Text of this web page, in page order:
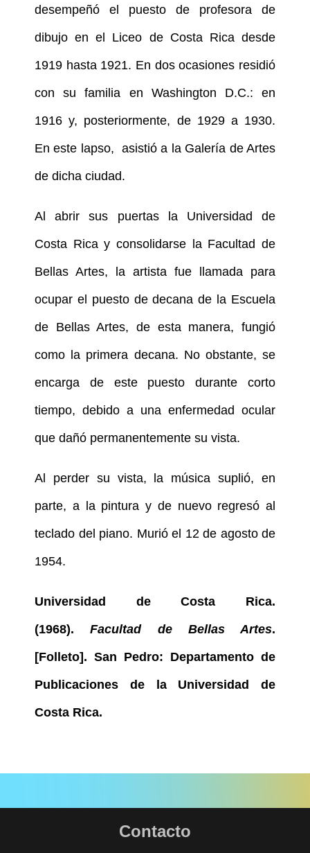
desempeñó el puesto de profesora de
dibujo en el Liceo de Costa Rica desde
1919 hasta 1921. En dos ocasiones residió
con su familia en Washington D.C.: en
1916 y, posteriormente, de 1929 a 1930.
En este lapso, asistió a la Galería de Artes
de dicha ciudad.
Al abrir sus puertas la Universidad de
Costa Rica y consolidarse la Facultad de
Bellas Artes, la artista fue llamada para
ocupar el puesto de decana de la Escuela
de Bellas Artes, de esta manera, fungió
como la primera decana. No obstante, se
encarga de este puesto durante corto
tiempo, debido a una enfermedad ocular
que dañó permanentemente su vista.
Al perder su vista, la música suplió, en
parte, a la pintura y de nuevo regresó al
teclado del piano. Murió el 12 de agosto de
1954.
Universidad de Costa Rica.
(1968). Facultad de Bellas Artes.
[Folleto]. San Pedro: Departamento de
Publicaciones de la Universidad de
Costa Rica.
Contacto